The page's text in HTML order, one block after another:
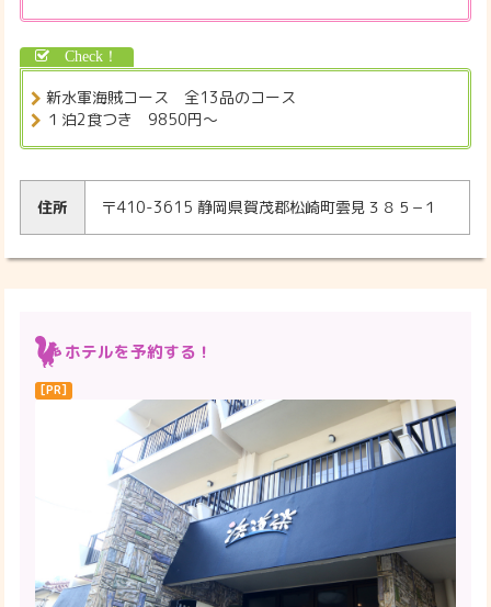
新水軍海賊コース 全13品のコース
１泊2食つき 9850円〜
住所 〒410-3615 静岡県賀茂郡松崎町雲見３８５−１
ホテルを予約する！